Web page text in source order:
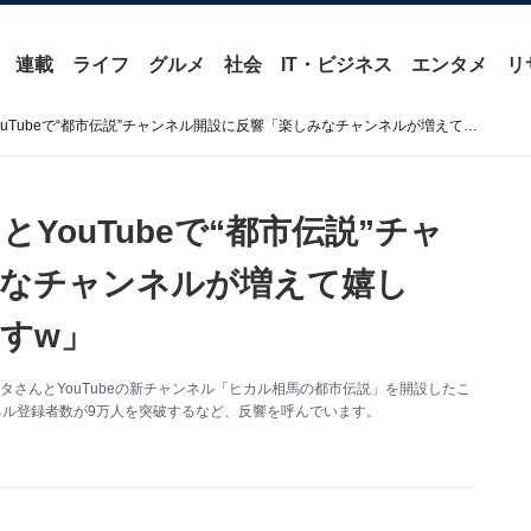
連載 ライフ グルメ 社会 IT・ビジネス エンタメ リ
ヒカル、相馬トランジスタとYouTubeで“都市伝説”チャンネル開設に反響「楽しみなチャンネルが増えて嬉しい」「これはもう毎回見ますw」
YouTubeで“都市伝説”チャ
チャンネルが増えて嬉し
w」
んとYouTubeの新チャンネル「ヒカル相馬の都市伝説」を開設したこ
登録者数が9万人を突破するなど、反響を呼んでいます。